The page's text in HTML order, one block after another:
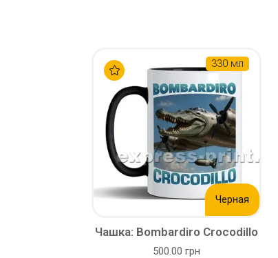
330 мл
Черная
Чашка: Bombardiro Crocodillo
500.00 грн